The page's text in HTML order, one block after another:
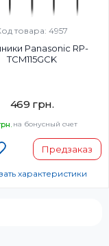
товара: 4957
Panasonic RP-
TCM115GCK
469 грн.
на бонусный счет
Предзаказ
характеристики